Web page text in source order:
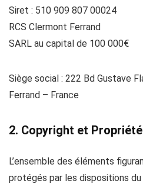
Siret : 510 909 807 00024
RCS Clermont Ferrand
SARL au capital de 100 000€
Siège social : 222 Bd Gustave
Ferrand – France
2. Copyright et
L’ensemble des éléments
protégés par les dispositions